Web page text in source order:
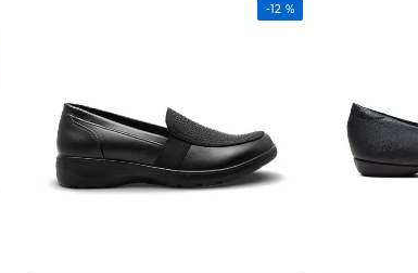
-12 %